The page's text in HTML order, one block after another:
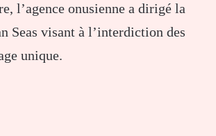
l’agence onusienne a dirigé la
Seas visant à l’interdiction des
unique.